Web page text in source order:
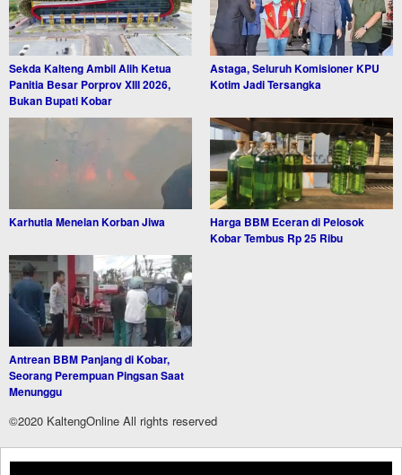
Sekda Kalteng Ambil Alih Ketua
Panitia Besar Porprov XIII 2026,
Bukan Bupati Kobar
Astaga, Seluruh Komisioner KPU
Kotim Jadi Tersangka
Karhutla Menelan Korban Jiwa
Harga BBM Eceran di Pelosok
Kobar Tembus Rp 25 Ribu
Antrean BBM Panjang di Kobar,
Seorang Perempuan Pingsan Saat
Menunggu
©2020 KaltengOnline All rights reserved